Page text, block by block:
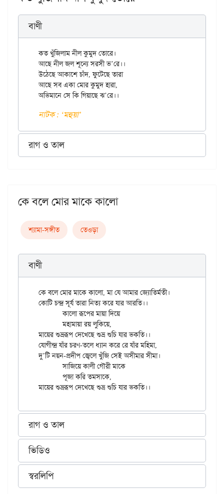
বাণী
কত খুঁজিলাম নীল কুমুদ তোরে।
আছে নীল জল শূন্যে সরসী ভ’রে।।
উঠেছে আকাশে চাঁদ, ফুটেছে তারা
আছে সব একা মোর কুমুদ হারা,
নাটক : ‘মহুয়া’
রাগ ও তাল
কে বলে মোর মাকে কালো
শ্যামা-সঙ্গীত তেওড়া
বাণী
কে বলে মোর মাকে কালো, মা যে আমার জ্যোতির্মতী।
কোটি চন্দ্র সূর্য তারা নিত্য করে যার আরতি।।
	কালো রূপের মায়া দিয়ে
	মহামায়া রয় লুকিয়ে,
মায়ের শুভ্ররূপ দেখেছে শুভ্র শুচি যার ভকতি।।
যোগীন্দ্র যাঁর চরণ-তলে ধ্যান করে রে যাঁর মহিমা,
দু’টি নয়ন-প্রদীপ জ্বেলে খুঁজি সেই অসীমার সীমা।
	সাজিয়ে কালী গৌরী মাকে
রাগ ও তাল
ভিডিও
স্বরলিপি